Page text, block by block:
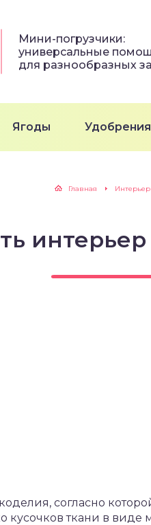
Мини-погрузчики:
универсальные
для разнообразных
Ягоды Удобрения
Главная Интерьер
согласно
ткани в виде